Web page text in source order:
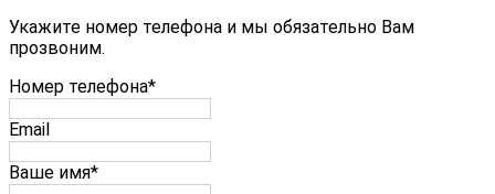
Укажите номер телефона и мы обязательно Вам
прозвоним.
Номер телефона*
Email
Ваше имя*